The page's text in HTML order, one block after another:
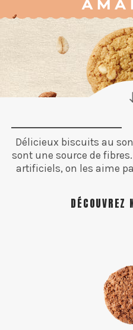
Délicieux biscuits au
sont une source de
artificiels, on les aime
DÉCOUVREZ